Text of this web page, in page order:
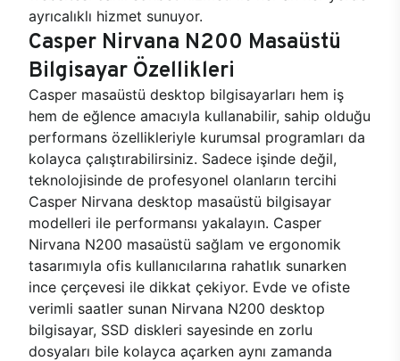
ayrıcalıklı hizmet sunuyor.
Casper Nirvana N200 Masaüstü
Bilgisayar Özellikleri
Casper masaüstü desktop bilgisayarları hem iş
hem de eğlence amacıyla kullanabilir, sahip olduğu
performans özellikleriyle kurumsal programları da
kolayca çalıştırabilirsiniz. Sadece işinde değil,
teknolojisinde de profesyonel olanların tercihi
Casper Nirvana desktop masaüstü bilgisayar
modelleri ile performansı yakalayın. Casper
Nirvana N200 masaüstü sağlam ve ergonomik
tasarımıyla ofis kullanıcılarına rahatlık sunarken
ince çerçevesi ile dikkat çekiyor. Evde ve ofiste
verimli saatler sunan Nirvana N200 desktop
bilgisayar, SSD diskleri sayesinde en zorlu
dosyaları bile kolayca açarken aynı zamanda